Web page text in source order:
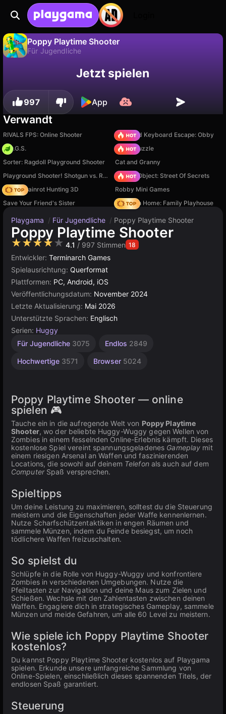
Poppy Playtime Shooter
Für Jugendliche
speichern!
Nein
Jetzt spielen
997 App
Verwandt
RIVALS FPS: Online Shooter
+1 Speed Keyboard Escape: Obby
H.O.G.S.
Arrow Puzzle
Sorter: Ragdoll Playground Shooter
Cat and Granny
Playground Shooter! Shotgun vs. Ragdolls!
Hidden Object: Street Of Secrets
Italian Brainrot Hunting 3D
Robby Mini Games
Save Your Friend's Sister
My Town Home: Family Playhouse
Playgama / Für Jugendliche / Poppy Playtime Shooter
Poppy Playtime Shooter
★★★★★ 4.1 / 997 Stimmen 18
Entwickler: Terminarch Games
Spielausrichtung: Querformat
Plattformen: PC, Android, iOS
Veröffentlichungsdatum: November 2024
Letzte Aktualisierung: Mai 2026
Unterstützte Sprachen: Englisch
Serien: Huggy
Für Jugendliche 3075 Endlos 2849
Hochwertige 3571 Browser 5024
Poppy Playtime Shooter — online
spielen 🎮
Tauche ein in die aufregende Welt von Poppy Playtime
Shooter, wo der beliebte Huggy-Wuggy gegen Wellen von
Zombies in einem fesselnden Online-Erlebnis kämpft. Dieses
kostenlose Spiel vereint spannungsgeladenes Gameplay mit
einem riesigen Arsenal an Waffen und faszinierenden
Locations, die sowohl auf deinem Telefonals auch auf dem
ComputerSpaß versprechen.
Spieltipps
Um deine Leistung zu maximieren, solltest du die Steuerung
meistern und die Eigenschaften jeder Waffe kennenlernen.
Nutze Scharfschützentaktiken in engen Räumen und
sammele Münzen, indem du Feinde besiegst, um noch
tödlichere Waffen freizuschalten.
So spielst du
Schlüpfe in die Rolle von Huggy-Wuggy und konfrontiere
Zombies in verschiedenen Umgebungen. Nutze die
Pfeiltasten zur Navigation und deine Maus zum Zielen und
Schießen. Wechsle mit den Zahlentasten zwischen deinen
Waffen. Engagiere dich in strategisches Gameplay, sammele
Münzen und meide Gefahren, um alle 60 Level zu meistern.
Wie spiele ich Poppy Playtime Shooter
kostenlos?
Du kannst Poppy Playtime Shooter kostenlos auf Playgama
spielen. Erkunde unsere umfangreiche Sammlung von
Online-Spielen, einschließlich dieses spannenden Titels, der
endlosen Spaß garantiert.
Steuerung